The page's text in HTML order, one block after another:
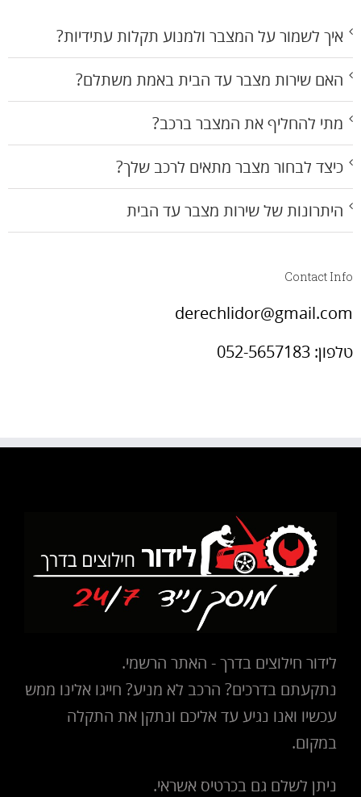
איך לשמור על המצבר ולמנוע תקלות עתידיות?
האם שירות מצבר עד הבית באמת משתלם?
מתי להחליף את המצבר ברכב?
כיצד לבחור מצבר מתאים לרכב שלך?
היתרונות של שירות מצבר עד הבית
Contact Info
derechlidor@gmail.com
טלפון: 052-5657183
לידור חילוצים בדרך - האתר הרשמי.
נתקעתם בדרכים? הרכב לא מניע? חייגו אלינו ממש
עכשיו ואנו נגיע עד אליכם ונתקן את התקלה
במקום.
ניתן לשלם גם בכרטיס אשראי.